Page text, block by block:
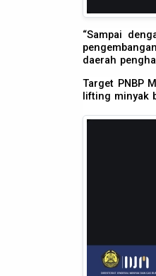
“Sampai
daerah
Target PNBP
lifting minyak